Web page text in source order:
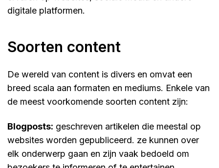
digitale platformen.
soorten content
De wereld van content is divers en omvat een
breed scala aan formaten en mediums. Enkele van
de meest voorkomende soorten content zijn:
blogposts: geschreven artikelen die meestal op
websites worden gepubliceerd. ze kunnen over
elk onderwerp gaan en zijn vaak bedoeld om